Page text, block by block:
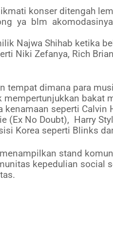
konser ditengah
ya blm
Najwa Shihab ketika
Niki Zefanya, Rich
tempat dimana para
mempertunjukkan bakat
seperti Calvin
(Ex No Doubt), Harry
Korea seperti Blinks
stand
kepedulian social